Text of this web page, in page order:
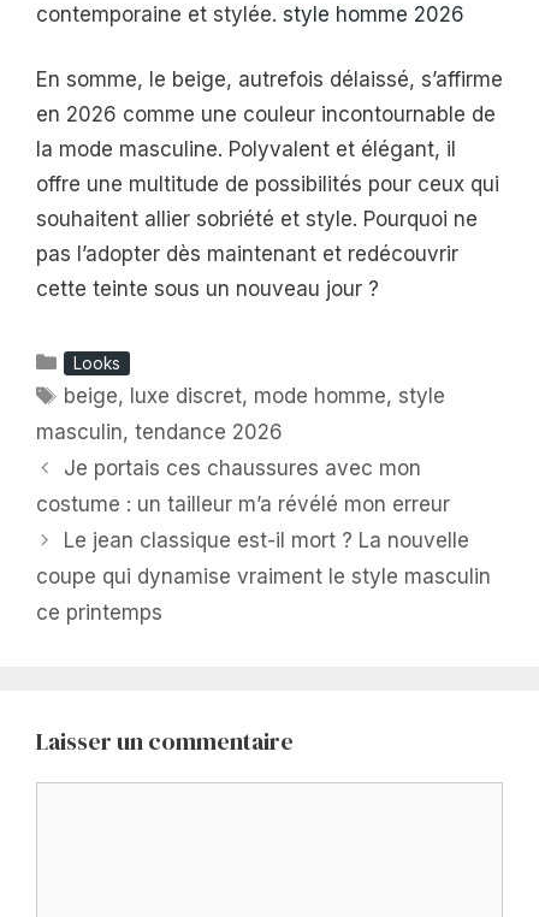
contemporaine et stylée. style homme 2026
En somme, le beige, autrefois délaissé, s’affirme
en 2026 comme une couleur incontournable de
la mode masculine. Polyvalent et élégant, il
offre une multitude de possibilités pour ceux qui
souhaitent allier sobriété et style. Pourquoi ne
pas l’adopter dès maintenant et redécouvrir
cette teinte sous un nouveau jour ?
Catégories
Looks
Étiquettes
beige, luxe discret, mode homme, style
masculin, tendance 2026
Je portais ces chaussures avec mon
costume : un tailleur m’a révélé mon erreur
Le jean classique est-il mort ? La nouvelle
coupe qui dynamise vraiment le style masculin
ce printemps
Laisser un commentaire